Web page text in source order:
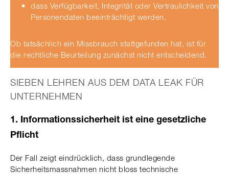
dass Verfügbarkeit, Integrität oder Vertraulichkeit von
Personendaten beeinträchtigt werden.
Ob tatsächlich ein Missbrauch stattgefunden hat, ist für
die rechtliche Beurteilung zunächst nicht entscheidend.
SIEBEN LEHREN AUS DEM DATA LEAK FÜR
UNTERNEHMEN
1. Informationssicherheit ist eine gesetzliche
Pflicht
Der Fall zeigt eindrücklich, dass grundlegende
Sicherheitsmassnahmen nicht bloss technische